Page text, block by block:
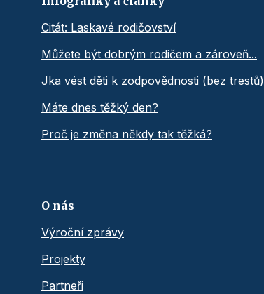
Citát: Laskavé rodičovství
Můžete být dobrým rodičem a zároveň...
Jka vést děti k zodpovědnosti (bez trestů)
Máte dnes těžký den?
Proč je změna někdy tak těžká?
O nás
Výroční zprávy
Projekty
Partneři